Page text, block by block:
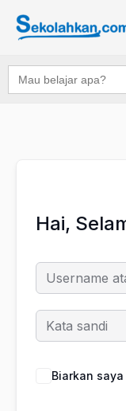
Search
for:
Hai,
Biarkan